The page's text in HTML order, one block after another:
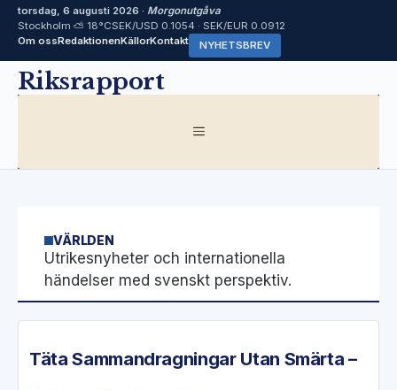
torsdag, 6 augusti 2026 · Morgonutgåva
Stockholm ⛅ 18°CSEK/USD 0.1054 · SEK/EUR 0.0912
Om ossRedaktionenKällorKontakt NYHETSBREV
HoppaRiksrapport
MENY
VÄRLDEN
Utrikesnyheter och internationella
händelser med svenskt perspektiv.
Täta Sammandragningar Utan Smärta –